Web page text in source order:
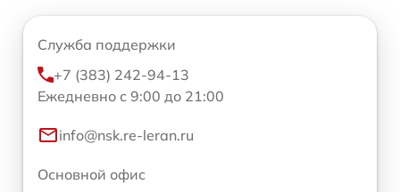
Служба поддержки
+7 (383) 242-94-13
Ежедневно с 9:00 до 21:00
info@nsk.re-leran.ru
Основной офис